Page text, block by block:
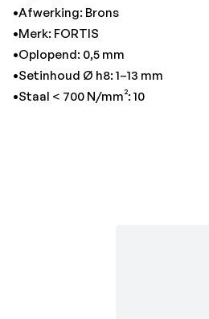
•Afwerking: Brons
•Merk: FORTIS
•Oplopend: 0,5 mm
•Setinhoud Ø h8: 1–13 mm
•Staal < 700 N/mm²: 10